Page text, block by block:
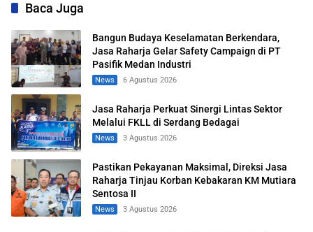
Baca Juga
Bangun Budaya Keselamatan Berkendara,
Jasa Raharja Gelar Safety Campaign di PT
Pasifik Medan Industri
News 6 Agustus 2026
Jasa Raharja Perkuat Sinergi Lintas Sektor
Melalui FKLL di Serdang Bedagai
News 3 Agustus 2026
Pastikan Pekayanan Maksimal, Direksi Jasa
Raharja Tinjau Korban Kebakaran KM Mutiara
Sentosa II
News 3 Agustus 2026